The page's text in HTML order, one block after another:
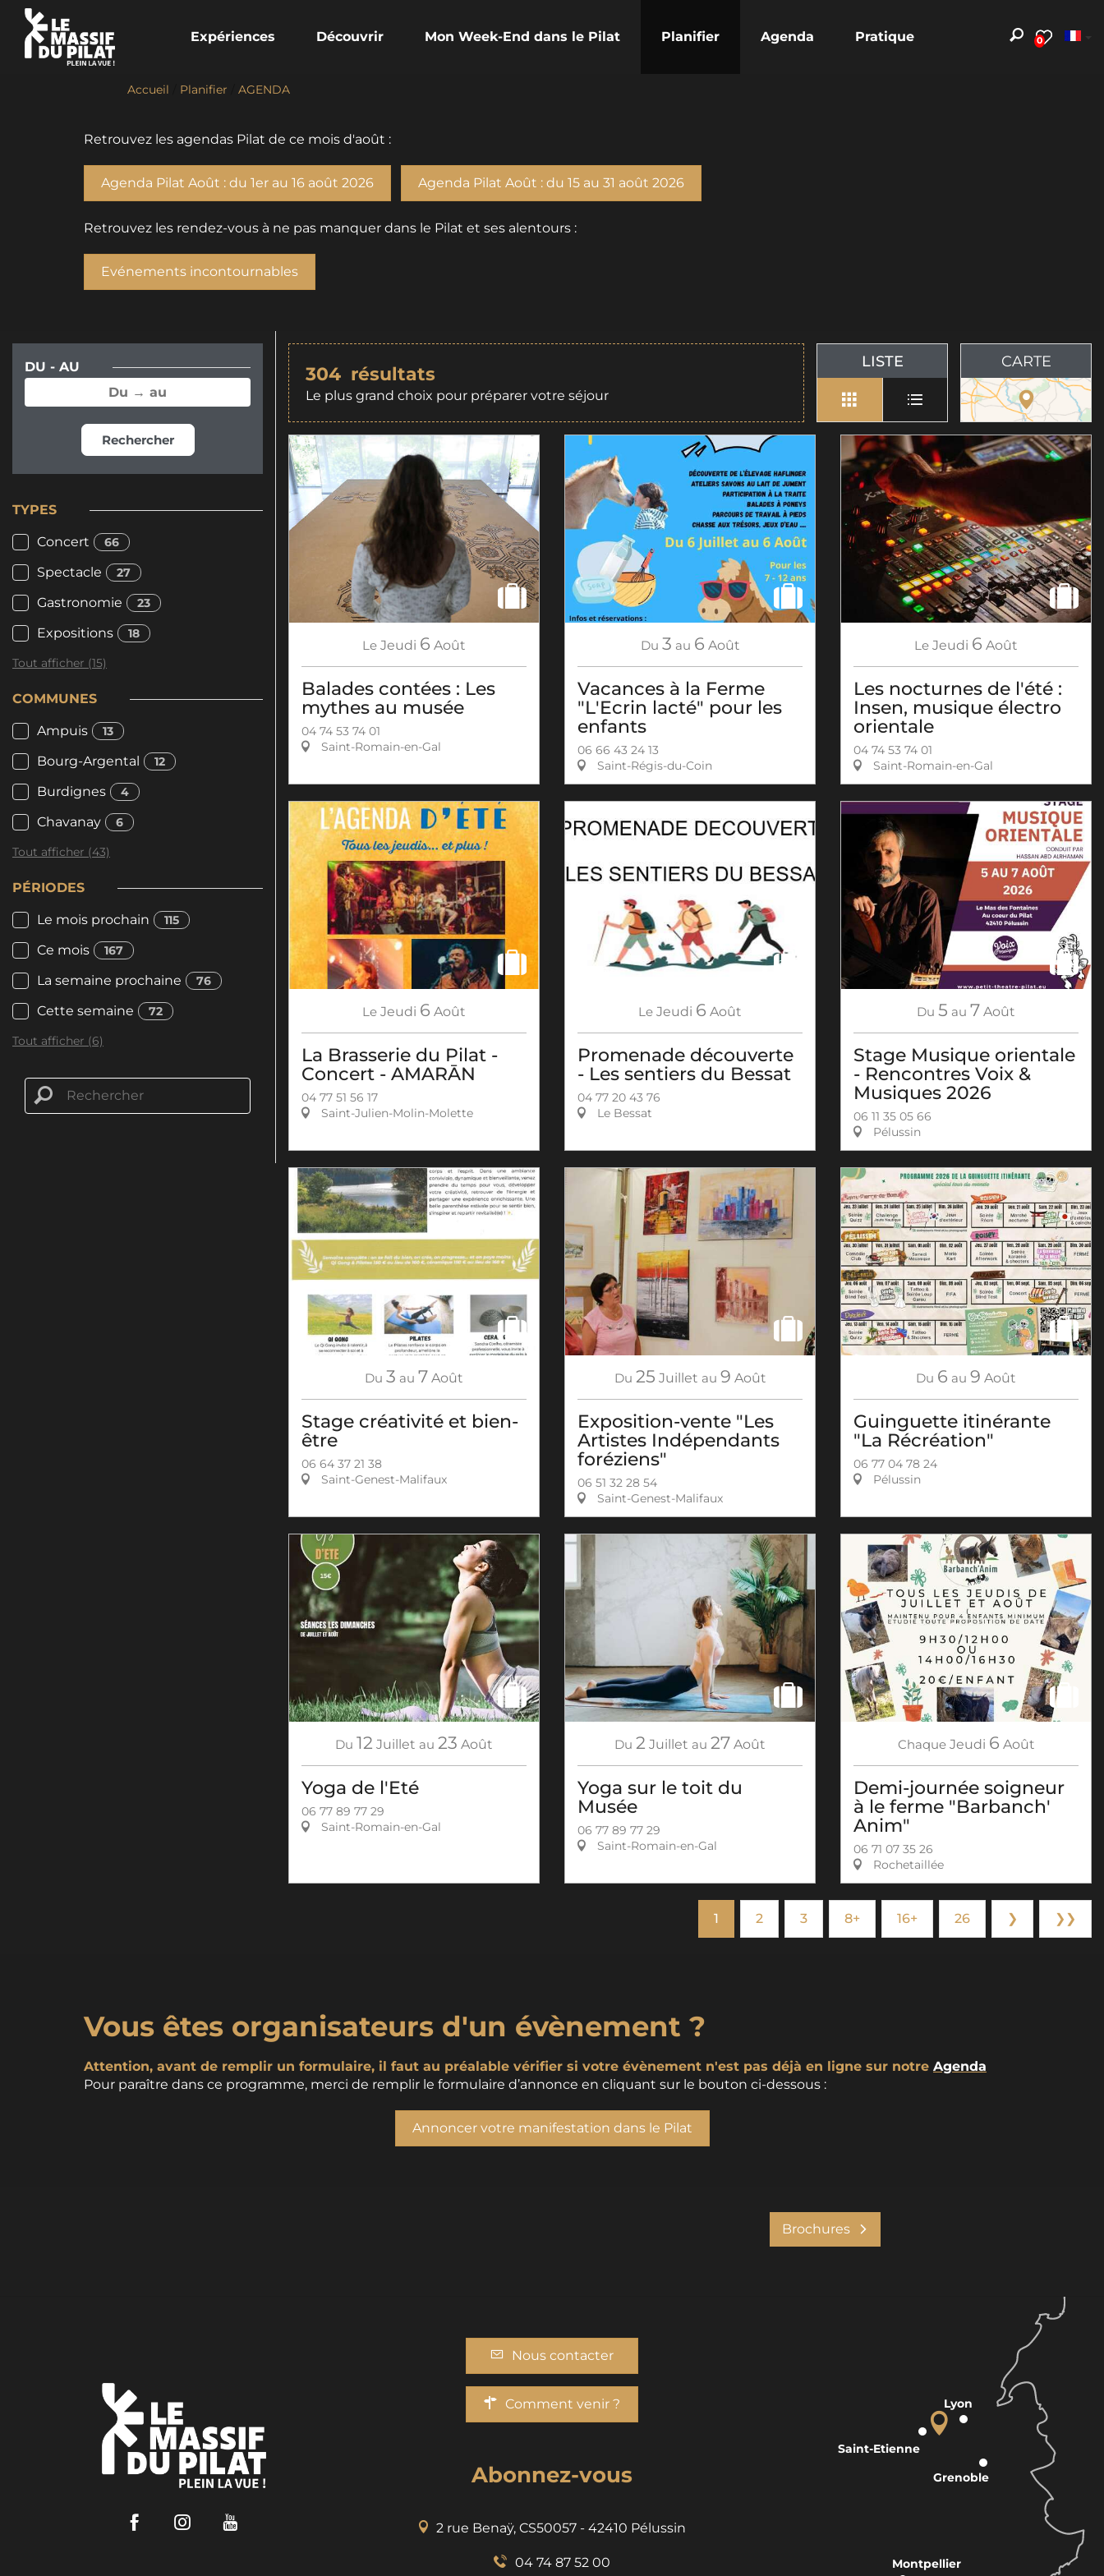
0
Expériences Découvrir Mon Week-End dans le Pilat Planifier Agenda Pratique
Accueil Planifier AGENDA
Retrouvez les agendas Pilat de ce mois d'août :
Agenda Pilat Août : du 1er au 16 août 2026 Agenda Pilat Août : du 15 au 31 août 2026
Retrouvez les rendez-vous à ne pas manquer dans le Pilat et ses alentours :
Evénements incontournables
DU - AU
Rechercher
TYPES
Concert 66
Spectacle 27
Gastronomie 23
Expositions
18
Tout afficher (15)
COMMUNES
Ampuis 13
Bourg-Argental 12
Burdignes 4
Chavanay
6
Tout afficher (43)
PÉRIODES
Le mois prochain 115
Ce mois 167
La semaine prochaine 76
Cette semaine
72
Tout afficher (6)
304 résultats
Le plus grand choix pour préparer votre séjour
LISTE CARTE
Le Jeudi 6 Août
Balades contées : Les
mythes au musée
04 74 53 74 01
Saint-Romain-en-Gal
Du 3 au 6 Août
Vacances à la Ferme
"L'Ecrin lacté" pour les
enfants
06 66 43 24 13
Saint-Régis-du-Coin
Le Jeudi 6 Août
Les nocturnes de l'été :
Insen, musique électro
orientale
04 74 53 74 01
Saint-Romain-en-Gal
Le Jeudi 6 Août
La Brasserie du Pilat -
Concert - AMARĀN
04 77 51 56 17
Saint-Julien-Molin-Molette
Le Jeudi 6 Août
Promenade découverte
- Les sentiers du Bessat
04 77 20 43 76
Le Bessat
Du 5 au 7 Août
Stage Musique orientale
- Rencontres Voix &
Musiques 2026
06 11 35 05 66
Pélussin
Du 3 au 7 Août
Stage créativité et bien-
être
06 64 37 21 38
Saint-Genest-Malifaux
Du 25 Juillet au 9 Août
Exposition-vente "Les
Artistes Indépendants
foréziens"
06 51 32 28 54
Saint-Genest-Malifaux
Du 6 au 9 Août
Guinguette itinérante
"La Récréation"
06 77 04 78 24
Pélussin
Du 12 Juillet au 23 Août
Yoga de l'Eté
06 77 89 77 29
Saint-Romain-en-Gal
Du 2 Juillet au 27 Août
Yoga sur le toit du
Musée
06 77 89 77 29
Saint-Romain-en-Gal
Chaque Jeudi 6 Août
Demi-journée soigneur
à le ferme "Barbanch'
Anim"
06 71 07 35 26
Rochetaillée
1 2 3 8+ 16+ 26 ❯ ❯❯
Vous êtes organisateurs d'un évènement ?
Attention, avant de remplir un formulaire, il faut au préalable vérifier si votre évènement n'est pas déjà en ligne sur notre Agenda
Pour paraître dans ce programme, merci de remplir le formulaire d’annonce en cliquant sur le bouton ci-dessous :
Annoncer votre manifestation dans le Pilat
Brochures
FacebookInstagram
Nous contacter
Comment venir ?
Abonnez-vous
2 rue Benaÿ, CS50057 - 42410 Pélussin
04 74 87 52 00
Lyon
Grenoble
Montpellier
Saint-Etienne